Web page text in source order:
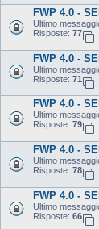
FWP 4.0 -
Ultimo
Risposte: 77
FWP 4.0 -
Ultimo
Risposte: 71
FWP 4.0 -
Ultimo
Risposte: 79
FWP 4.0 -
Ultimo
Risposte: 78
FWP 4.0 -
Ultimo
Risposte: 66